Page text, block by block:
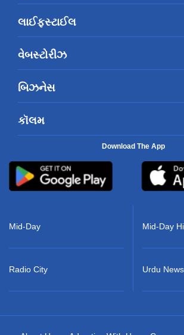
લાઈફસ્ટાઈલ
વેબસ્ટોરીઝ
બિઝનેસ
કૉલમ
Download The App
Mid-Day
Radio City
Mid-Day
Urdu News